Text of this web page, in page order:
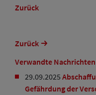
Zurück
Zurück
Verwandte Nachrichten
29.09.2025
Gefährdung der